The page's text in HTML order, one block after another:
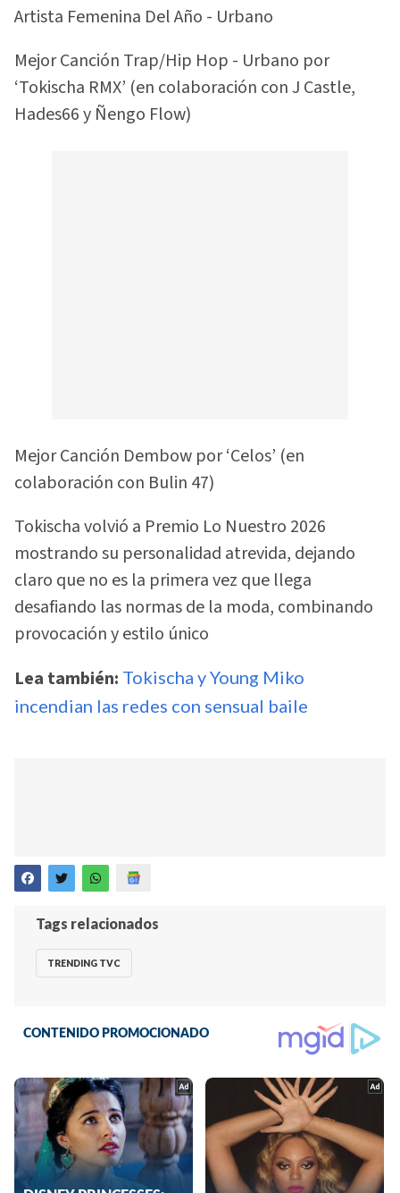
Artista Femenina Del Año - Urbano
Mejor Canción Trap/Hip Hop - Urbano por
‘Tokischa RMX’ (en colaboración con J Castle,
Hades66 y Ñengo Flow)
Mejor Canción Dembow por ‘Celos’ (en
colaboración con Bulin 47)
Tokischa volvió a Premio Lo Nuestro 2026
mostrando su personalidad atrevida, dejando
claro que no es la primera vez que llega
desafiando las normas de la moda, combinando
provocación y estilo único
Lea también: Tokischa y Young Miko
incendian las redes con sensual baile
Tags relacionados
TRENDING TVC